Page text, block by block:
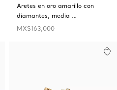
Aretes en oro amarillo con
diamantes, media …
MX$163,000